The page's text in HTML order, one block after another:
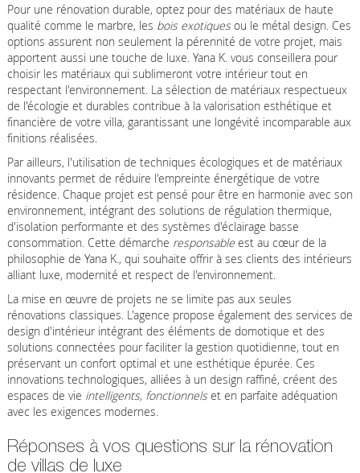
Pour une rénovation durable, optez pour des matériaux de haute
qualité comme le marbre, les bois exotiquesou le métal design. Ces
options assurent non seulement la pérennité de votre projet, mais
apportent aussi une touche de luxe. Yana K. vous conseillera pour
choisir les matériaux qui sublimeront votre intérieur tout en
respectant l'environnement. La sélection de matériaux respectueux
de l'écologie et durables contribue à la valorisation esthétique et
financière de votre villa, garantissant une longévité incomparable aux
finitions réalisées.
Par ailleurs, l'utilisation de techniques écologiques et de matériaux
innovants permet de réduire l'empreinte énergétique de votre
résidence. Chaque projet est pensé pour être en harmonie avec son
environnement, intégrant des solutions de régulation thermique,
d'isolation performante et des systèmes d'éclairage basse
consommation. Cette démarche responsableest au cœur de la
philosophie de Yana K., qui souhaite offrir à ses clients des intérieurs
alliant luxe, modernité et respect de l'environnement.
La mise en œuvre de projets ne se limite pas aux seules
rénovations classiques. L'agence propose également des services de
design d'intérieur intégrant des éléments de domotique et des
solutions connectées pour faciliter la gestion quotidienne, tout en
préservant un confort optimal et une esthétique épurée. Ces
innovations technologiques, alliées à un design raffiné, créent des
espaces de vie intelligents, fonctionnelset en parfaite adéquation
avec les exigences modernes.
Réponses à vos questions sur la rénovation
de villas de luxe